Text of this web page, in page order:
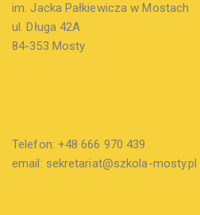
im. Jacka Pałkiewicza w Mostach
ul. Długa 42A
84-353 Mosty
Telefon: +48 666 970 439
email: sekretariat@szkola-mosty.pl